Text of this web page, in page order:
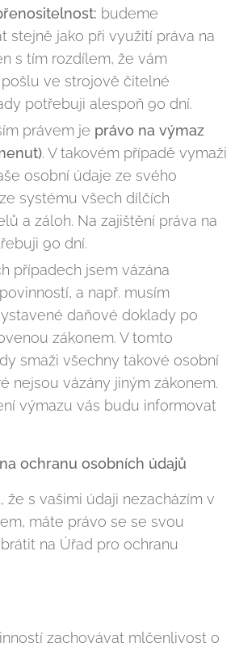
budeme
stejně jako při využití práva na
s tím rozdílem, že vám
ve strojově čitelné
potřebuji alespoň 90 dní.
právem je právo na výmaz
. V takovém případě vymaži
osobní údaje ze svého
systému všech dílčích
a záloh. Na zajištění práva na
90 dní.
případech jsem vázána
a např. musím
daňové doklady po
zákonem. V tomto
smaži všechny takové osobní
nejsou vázány jiným zákonem.
výmazu vás budu informovat
ochranu osobních údajů
že s vašimi údaji nezacházím v
máte právo se se svou
na Úřad pro ochranu
zachovávat mlčenlivost o